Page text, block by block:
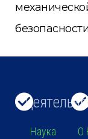
Наука
О